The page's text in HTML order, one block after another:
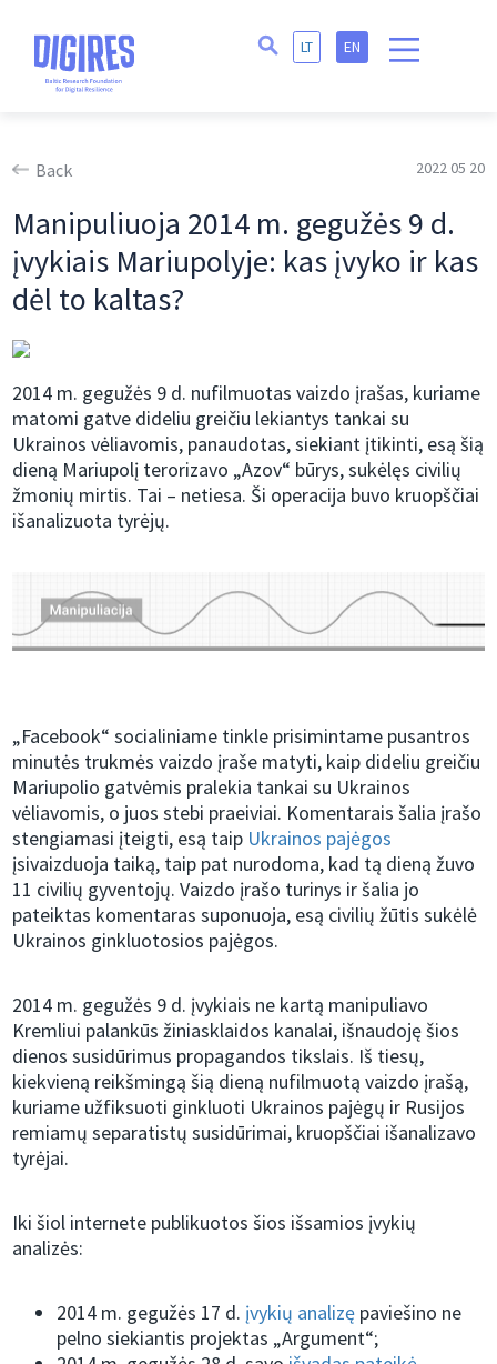
LT EN
Back 2022 05 20
Manipuliuoja 2014 m. gegužės 9 d.
įvykiais Mariupolyje: kas įvyko ir kas
dėl to kaltas?
2014 m. gegužės 9 d. nufilmuotas vaizdo įrašas, kuriame
matomi gatve dideliu greičiu lekiantys tankai su
Ukrainos vėliavomis, panaudotas, siekiant įtikinti, esą šią
dieną Mariupolį terorizavo „Azov“ būrys, sukėlęs civilių
žmonių mirtis. Tai – netiesa. Ši operacija buvo kruopščiai
išanalizuota tyrėjų.
„Facebook“ socialiniame tinkle prisimintame pusantros
minutės trukmės vaizdo įraše matyti, kaip dideliu greičiu
Mariupolio gatvėmis pralekia tankai su Ukrainos
vėliavomis, o juos stebi praeiviai. Komentarais šalia įrašo
stengiamasi įteigti, esą taip Ukrainos pajėgos
įsivaizduoja taiką, taip pat nurodoma, kad tą dieną žuvo
11 civilių gyventojų. Vaizdo įrašo turinys ir šalia jo
pateiktas komentaras suponuoja, esą civilių žūtis sukėlė
Ukrainos ginkluotosios pajėgos.
2014 m. gegužės 9 d. įvykiais ne kartą manipuliavo
Kremliui palankūs žiniasklaidos kanalai, išnaudoję šios
dienos susidūrimus propagandos tikslais. Iš tiesų,
kiekvieną reikšmingą šią dieną nufilmuotą vaizdo įrašą,
kuriame užfiksuoti ginkluoti Ukrainos pajėgų ir Rusijos
remiamų separatistų susidūrimai, kruopščiai išanalizavo
tyrėjai.
Iki šiol internete publikuotos šios išsamios įvykių
analizės:
2014 m. gegužės 17 d. įvykių analizę paviešino ne
pelno siekiantis projektas „Argument“;